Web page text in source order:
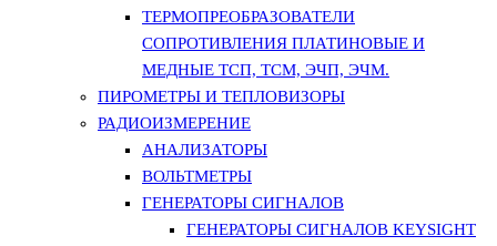
ТЕРМОПРЕОБРАЗОВАТЕЛИ
СОПРОТИВЛЕНИЯ ПЛАТИНОВЫЕ И
МЕДНЫЕ ТСП, ТСМ, ЭЧП, ЭЧМ.
ПИРОМЕТРЫ И ТЕПЛОВИЗОРЫ
РАДИОИЗМЕРЕНИЕ
АНАЛИЗАТОРЫ
ВОЛЬТМЕТРЫ
ГЕНЕРАТОРЫ СИГНАЛОВ
ГЕНЕРАТОРЫ СИГНАЛОВ KEYSIGHT